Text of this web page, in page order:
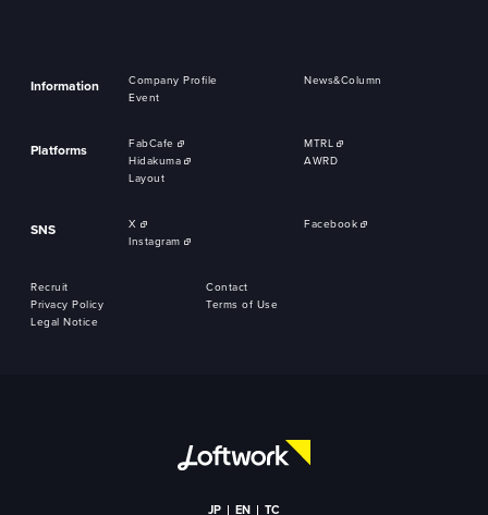
Information Company Profile
News&Column
Event
Platforms FabCafe
MTRL
Hidakuma
AWRD
Layout
SNS X
Facebook
Instagram
Recruit
Contact
Privacy Policy
Terms of Use
Legal Notice
JP EN TC